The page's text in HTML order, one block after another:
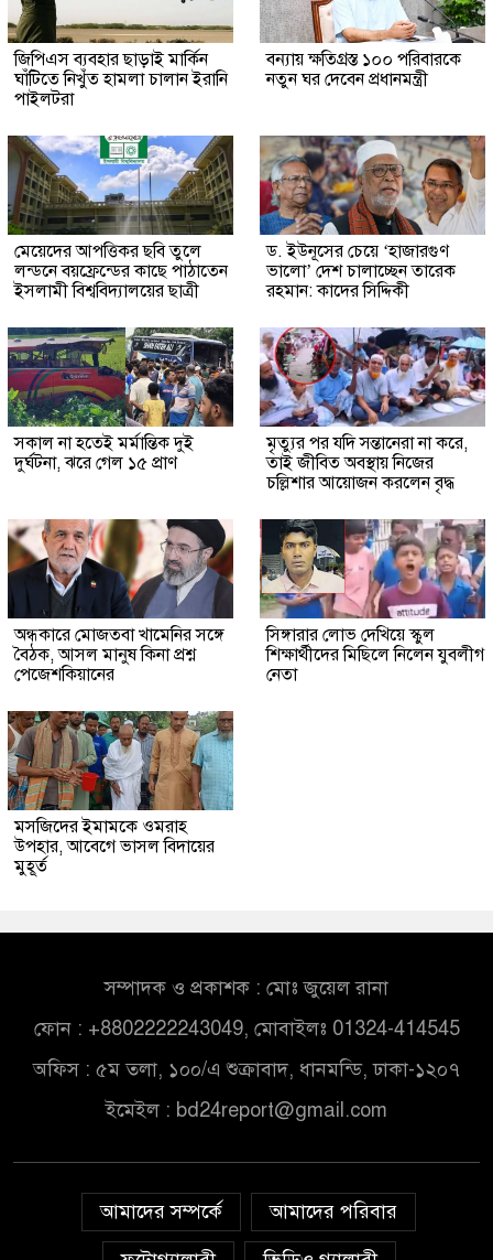
জিপিএস ব্যবহার ছাড়াই মার্কিন
ঘাঁটিতে নিখুঁত হামলা চালান ইরানি
পাইলটরা
বন্যায় ক্ষতিগ্রস্ত ১০০ পরিবারকে
নতুন ঘর দেবেন প্রধানমন্ত্রী
মেয়েদের আপত্তিকর ছবি তুলে
লন্ডনে বয়ফ্রেন্ডের কাছে পাঠাতেন
ইসলামী বিশ্ববিদ্যালয়ের ছাত্রী
ড. ইউনূসের চেয়ে ‘হাজারগুণ
ভালো’ দেশ চালাচ্ছেন তারেক
রহমান: কাদের সিদ্দিকী
সকাল না হতেই মর্মান্তিক দুই
দুর্ঘটনা, ঝরে গেল ১৫ প্রাণ
মৃত্যুর পর যদি সন্তানেরা না করে,
তাই জীবিত অবস্থায় নিজের
চল্লিশার আয়োজন করলেন বৃদ্ধ
অন্ধকারে মোজতবা খামেনির সঙ্গে
বৈঠক, আসল মানুষ কিনা প্রশ্ন
পেজেশকিয়ানের
সিঙ্গারার লোভ দেখিয়ে স্কুল
শিক্ষার্থীদের মিছিলে নিলেন যুবলীগ
নেতা
মসজিদের ইমামকে ওমরাহ
উপহার, আবেগে ভাসল বিদায়ের
মুহূর্ত
সম্পাদক ও প্রকাশক : মোঃ জুয়েল রানা
ফোন : +8802222243049, মোবাইলঃ 01324-414545
অফিস : ৫ম তলা, ১০০/এ শুক্রাবাদ, ধানমন্ডি, ঢাকা-১২০৭
ইমেইল : bd24report@gmail.com
আমাদের সম্পর্কে
আমাদের পরিবার